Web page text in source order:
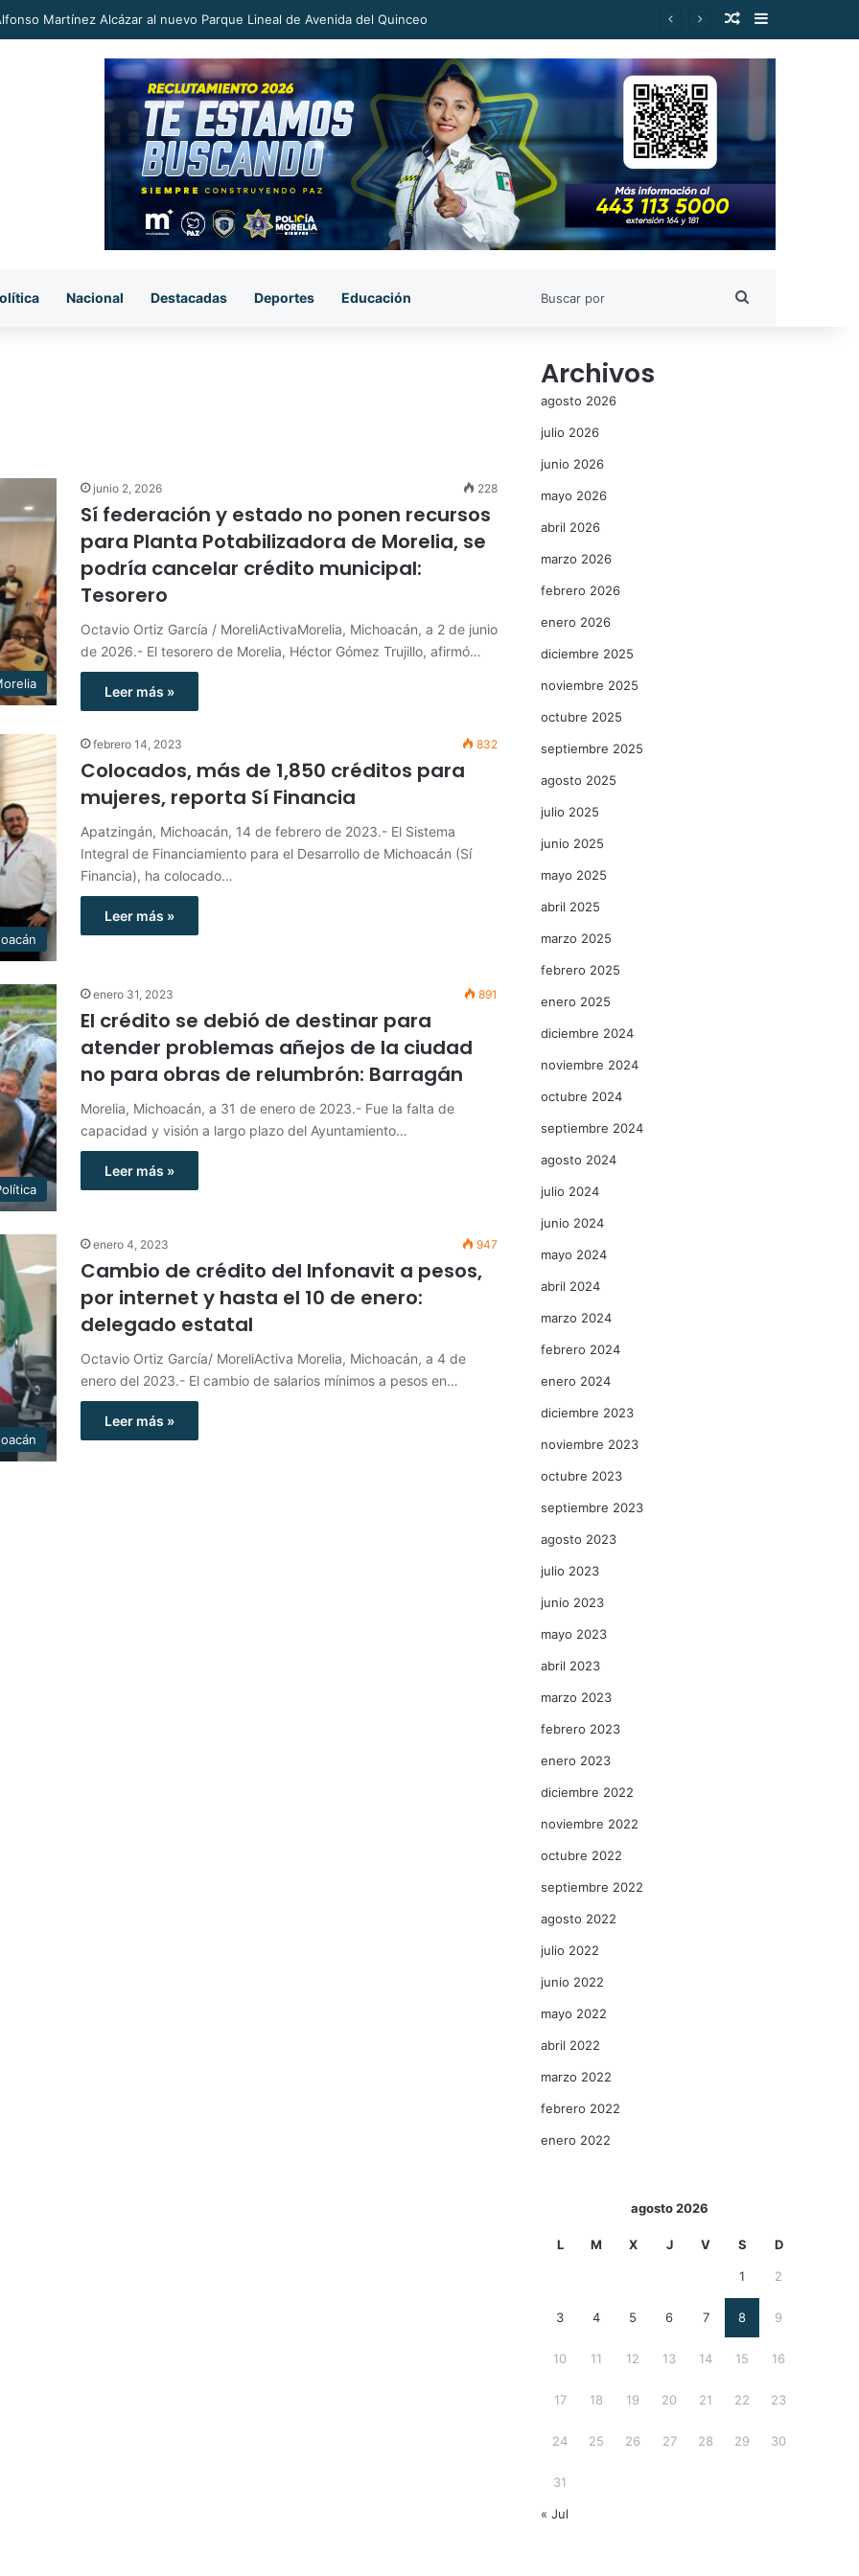
a proceso al «R1» por homicidio del ex alcalde Carlos Manzo Publicación al
Barra lateral
Nacional Destacadas Deportes Educación
junio 2, 2026 228
Sí federación y estado no ponen recursos
para Planta Potabilizadora de Morelia, se
podría cancelar crédito municipal:
Tesorero
Octavio Ortiz García / MoreliActivaMorelia, Michoacán, a 2 de junio
de 2026.- El tesorero de Morelia, Héctor Gómez Trujillo, afirmó…
Leer más »
febrero 14, 2023 832
Colocados, más de 1,850 créditos para
mujeres, reporta Sí Financia
Apatzingán, Michoacán, 14 de febrero de 2023.- El Sistema
Integral de Financiamiento para el Desarrollo de Michoacán (Sí
Financia), ha colocado…
Leer más »
enero 31, 2023 891
El crédito se debió de destinar para
atender problemas añejos de la ciudad
no para obras de relumbrón: Barragán
Morelia, Michoacán, a 31 de enero de 2023.- Fue la falta de
capacidad y visión a largo plazo del Ayuntamiento…
Leer más »
enero 4, 2023 947
Cambio de crédito del Infonavit a pesos,
por internet y hasta el 10 de enero:
delegado estatal
Octavio Ortiz García/ MoreliActiva Morelia, Michoacán, a 4 de
enero del 2023.- El cambio de salarios mínimos a pesos en…
Leer más »
Archivos
agosto 2026
julio 2026
junio 2026
mayo 2026
abril 2026
marzo 2026
febrero 2026
enero 2026
diciembre 2025
noviembre 2025
octubre 2025
septiembre 2025
agosto 2025
julio 2025
junio 2025
mayo 2025
abril 2025
marzo 2025
febrero 2025
enero 2025
diciembre 2024
noviembre 2024
octubre 2024
septiembre 2024
agosto 2024
julio 2024
junio 2024
mayo 2024
abril 2024
marzo 2024
febrero 2024
enero 2024
diciembre 2023
noviembre 2023
octubre 2023
septiembre 2023
agosto 2023
julio 2023
junio 2023
mayo 2023
abril 2023
marzo 2023
febrero 2023
enero 2023
diciembre 2022
noviembre 2022
octubre 2022
septiembre 2022
agosto 2022
julio 2022
junio 2022
mayo 2022
abril 2022
marzo 2022
febrero 2022
enero 2022
agosto 2026
L M X J V S D
1 2
3 4 5 6 7 8 9
10 11 12 13 14 15 16
17 18 19 20 21 22 23
24 25 26 27 28 29 30
31
« Jul